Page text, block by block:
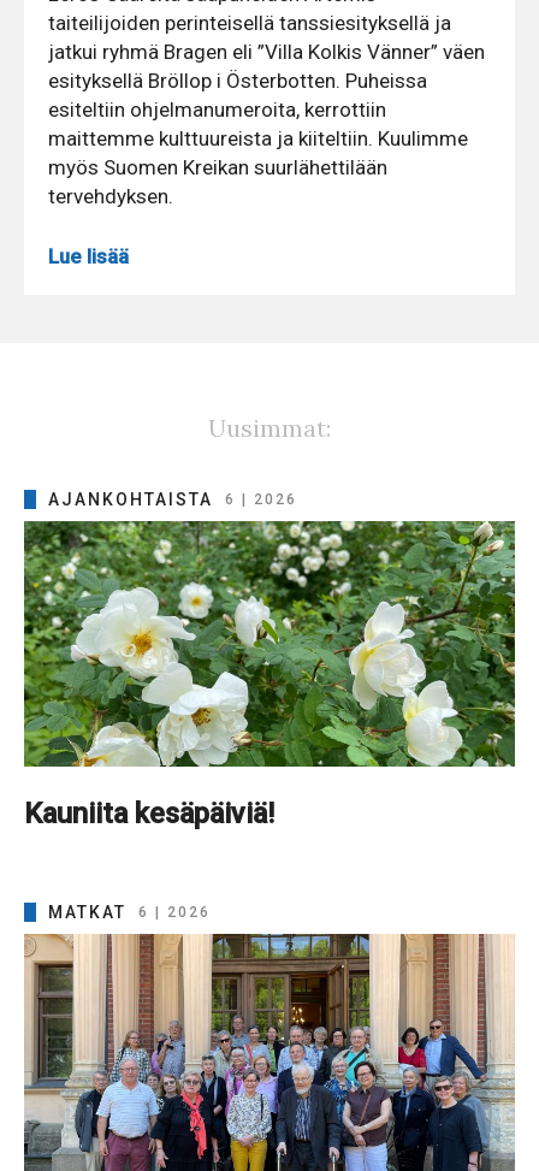
taiteilijoiden perinteisellä tanssiesityksellä ja
jatkui ryhmä Bragen eli ”Villa Kolkis Vänner” väen
esityksellä Bröllop i Österbotten. Puheissa
esiteltiin ohjelmanumeroita, kerrottiin
maittemme kulttuureista ja kiiteltiin. Kuulimme
myös Suomen Kreikan suurlähettilään
tervehdyksen.
Lue lisää
Uusimmat:
AJANKOHTAISTA 6 | 2026
Kauniita kesäpäiviä!
MATKAT 6 | 2026